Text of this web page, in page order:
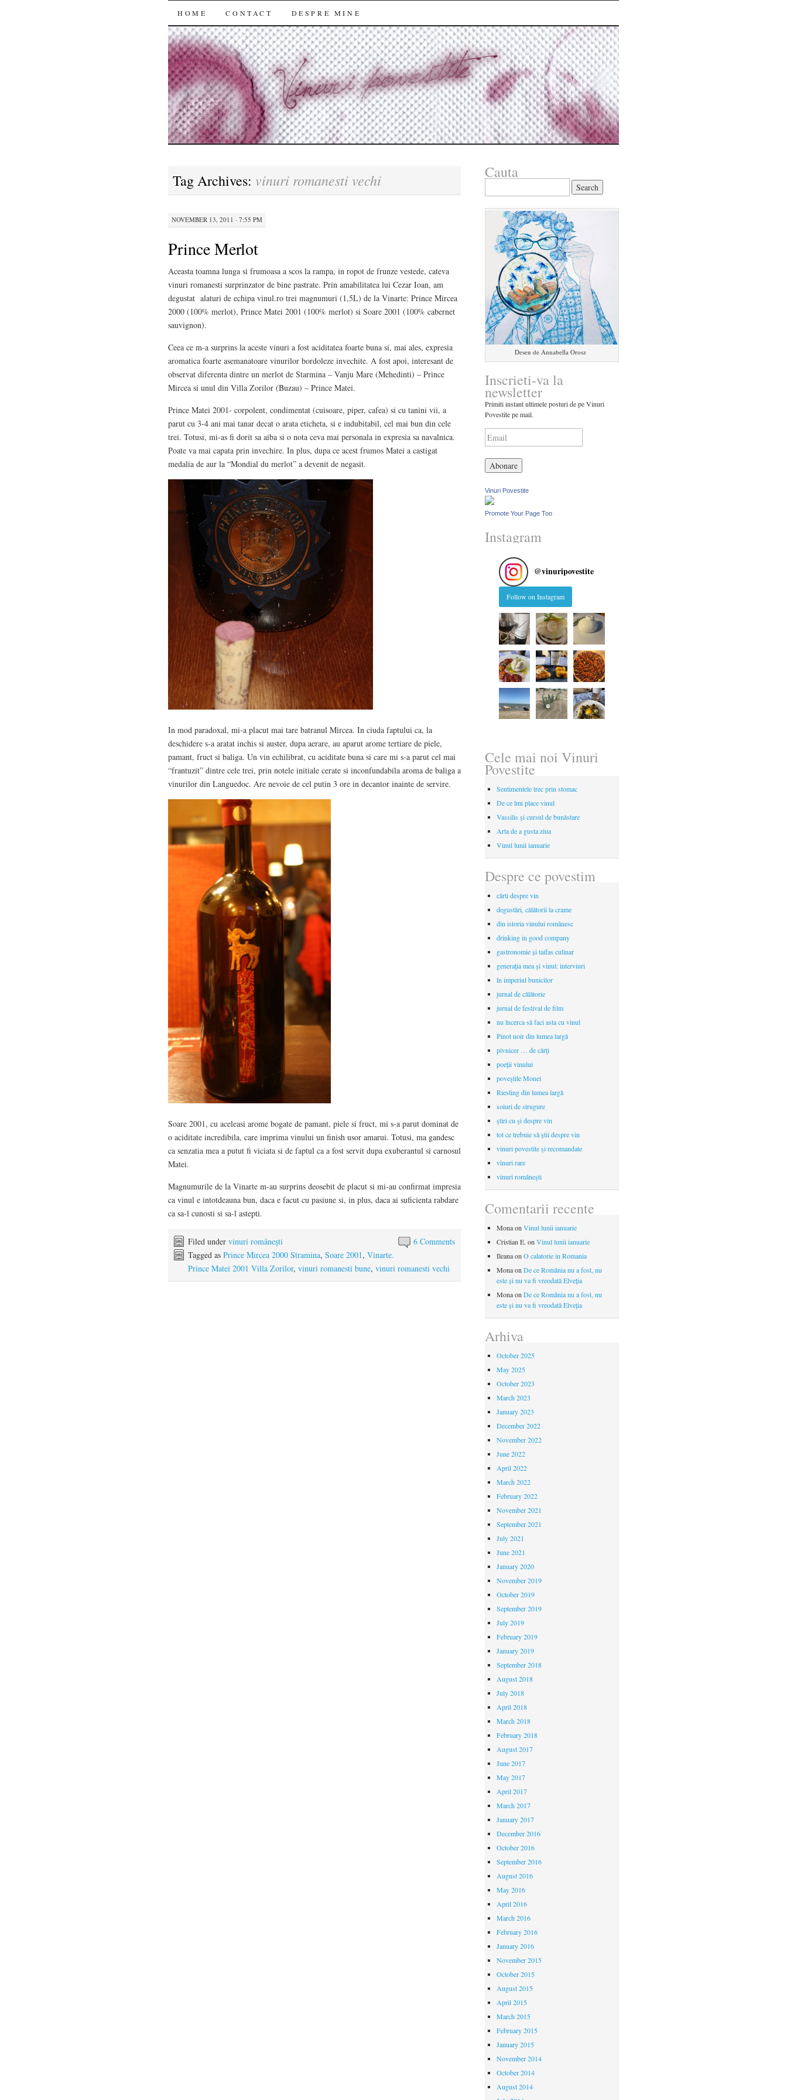
SKIP
TO
CONTENT
HOME CONTACT DESPRE MINE
Tag Archives: vinuri romanesti vechi
NOVEMBER 13, 2011 · 7:55 PM
Prince Merlot
Aceasta toamna lunga si frumoasa a scos la rampa, in ropot de frunze vestede, cateva
vinuri romanesti surprinzator de bine pastrate. Prin amabilitatea lui Cezar Ioan, am
degustat alaturi de echipa vinul.ro trei magnumuri (1,5L) de la Vinarte: Prince Mircea
2000 (100% merlot), Prince Matei 2001 (100% merlot) si Soare 2001 (100% cabernet
sauvignon).
Ceea ce m-a surprins la aceste vinuri a fost aciditatea foarte buna si, mai ales, expresia
aromatica foarte asemanatoare vinurilor bordoleze invechite. A fost apoi, interesant de
observat diferenta dintre un merlot de Starmina – Vanju Mare (Mehedinti) – Prince
Mircea si unul din Villa Zorilor (Buzau) – Prince Matei.
Prince Matei 2001- corpolent, condimentat (cuisoare, piper, cafea) si cu tanini vii, a
parut cu 3-4 ani mai tanar decat o arata eticheta, si e indubitabil, cel mai bun din cele
trei. Totusi, mi-as fi dorit sa aiba si o nota ceva mai personala in expresia sa navalnica.
Poate va mai capata prin invechire. In plus, dupa ce acest frumos Matei a castigat
medalia de aur la “Mondial du merlot” a devenit de negasit.
In mod paradoxal, mi-a placut mai tare batranul Mircea. In ciuda faptului ca, la
deschidere s-a aratat inchis si auster, dupa aerare, au aparut arome tertiare de piele,
pamant, fruct si baliga. Un vin echilibrat, cu aciditate buna si care mi s-a parut cel mai
“frantuzit” dintre cele trei, prin notele initiale cerate si inconfundabila aroma de baliga a
vinurilor din Languedoc. Are nevoie de cel putin 3 ore in decantor inainte de servire.
Soare 2001, cu aceleasi arome bogate de pamant, piele si fruct, mi s-a parut dominat de
o aciditate incredibila, care imprima vinului un finish usor amarui. Totusi, ma gandesc
ca senzatia mea a putut fi viciata si de faptul ca a fost servit dupa exuberantul si carnosul
Matei.
Magnumurile de la Vinarte m-au surprins deosebit de placut si mi-au confirmat impresia
ca vinul e intotdeauna bun, daca e facut cu pasiune si, in plus, daca ai suficienta rabdare
ca sa-l cunosti si sa-l astepti.
6 Comments
Filed under vinuri româneşti
Tagged as Prince Mircea 2000 Stramina, Soare 2001, Vinarte.
Prince Matei 2001 Villa Zorilor, vinuri romanesti bune, vinuri romanesti vechi
Cauta
Desen de Annabella Orosz
Inscrieti-va la
newsletter
Primiti instant ultimele posturi de pe Vinuri
Povestite pe mail.
Vinuri Povestite
Promote Your Page Too
Instagram
@vinuripovestite
Follow on Instagram
Cele mai noi Vinuri
Povestite
Sentimentele trec prin stomac
De ce îmi place vinul
Vassilis și cursul de bunăstare
Arta de a gusta ziua
Vinul lunii ianuarie
Despre ce povestim
cărti despre vin
degustări, călătorii la crame
din istoria vinului românesc
drinking in good company
gastronomie și taifas culinar
generaţia mea şi vinul: interviuri
în imperiul bunicilor
jurnal de călătorie
jurnal de festival de film
nu încerca să faci asta cu vinul
Pinot noir din lumea largă
pivnicer … de cărţi
poeții vinului
poveştile Monei
Riesling din lumea largă
soiuri de strugure
ştiri cu şi despre vin
tot ce trebuie să ştii despre vin
vinuri povestite şi recomandate
vinuri rare
vinuri româneşti
Comentarii recente
Monaon Vinul lunii ianuarie
Cristian E. on Vinul lunii ianuarie
Ileanaon O calatorie in Romania
Monaon De ce România nu a fost, nu
este și nu va fi vreodată Elveția
Monaon De ce România nu a fost, nu
este și nu va fi vreodată Elveția
Arhiva
October 2025
May 2025
October 2023
March 2023
January 2023
December 2022
November 2022
June 2022
April 2022
March 2022
February 2022
November 2021
September 2021
July 2021
June 2021
January 2020
November 2019
October 2019
September 2019
July 2019
February 2019
January 2019
September 2018
August 2018
July 2018
April 2018
March 2018
February 2018
August 2017
June 2017
May 2017
April 2017
March 2017
January 2017
December 2016
October 2016
September 2016
August 2016
May 2016
April 2016
March 2016
February 2016
January 2016
November 2015
October 2015
August 2015
April 2015
March 2015
February 2015
January 2015
November 2014
October 2014
August 2014